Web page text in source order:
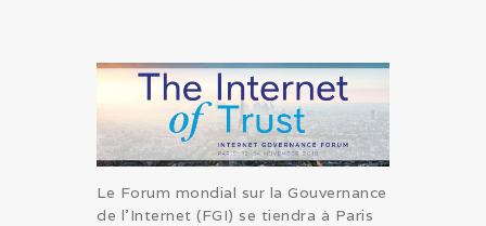
Le Forum mondial sur la Gouvernance
de l’Internet (FGI) se tiendra à Paris